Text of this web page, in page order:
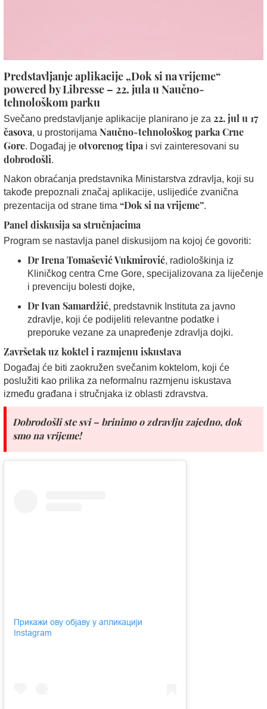
Predstavljanje aplikacije „Dok si na vrijeme“
powered by Libresse – 22. jula u Naučno-
tehnološkom parku
Svečano predstavljanje aplikacije planirano je za 22. jul u 17
časova, u prostorijama Naučno-tehnološkog parka Crne
Gore. Događaj je otvorenog tipa i svi zainteresovani su
dobrodošli.
Nakon obraćanja predstavnika Ministarstva zdravlja, koji su
takođe prepoznali značaj aplikacije, uslijediće zvanična
prezentacija od strane tima “Dok si na vrijeme”.
Panel diskusija sa stručnjacima
Program se nastavlja panel diskusijom na kojoj će govoriti:
Dr Irena Tomašević Vukmirović, radiološkinja iz
Kliničkog centra Crne Gore, specijalizovana za liječenje
i prevenciju bolesti dojke,
Dr Ivan Samardžić, predstavnik Instituta za javno
zdravlje, koji će podijeliti relevantne podatke i
preporuke vezane za unapređenje zdravlja dojki.
Završetak uz koktel i razmjenu iskustava
Događaj će biti zaokružen svečanim koktelom, koji će
poslužiti kao prilika za neformalnu razmjenu iskustava
između građana i stručnjaka iz oblasti zdravstva.
Dobrodošli ste svi – brinimo o zdravlju zajedno, dok
smo na vrijeme!
Прикажи ову објаву у апликацији
Instagram